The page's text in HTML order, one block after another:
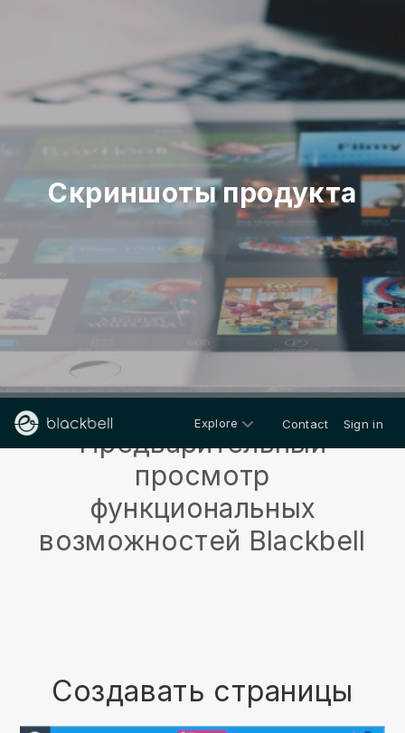
Скриншоты продукта
Explore Contact Sign in
Предварительный
просмотр
функциональных
возможностей Blackbell
Создавать страницы